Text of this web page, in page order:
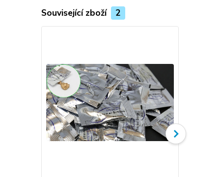
Související zboží 2